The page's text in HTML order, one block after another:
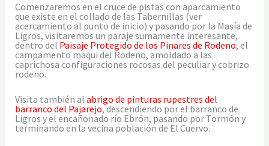
Comenzaremos en el cruce de pistas con aparcamiento
que existe en el collado de las Tabernillas (ver
acercamiento al punto de inicio) y pasando por la Masía de
Ligros, visitaremos un paraje sumamente interesante,
dentro del Paisaje Protegido de los Pinares de Rodeno, el
campamento maqui del Rodeno, amoldado a las
caprichosa configuraciones rocosas del peculiar y cobrizo
rodeno.
Visita también al abrigo de pinturas rupestres del
barranco del Pajarejo, descendiendo por el barranco de
Ligros y el encañonado río Ebrón, pasando por Tormón y
terminando en la vecina población de El Cuervo.